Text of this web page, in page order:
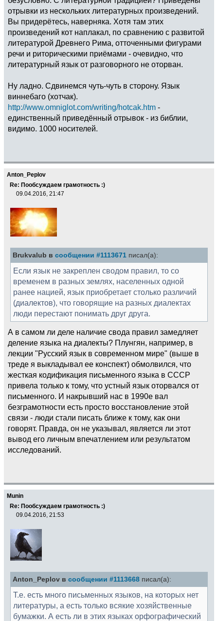
отрывки из нескольких литературных произведений.
Вы придерётесь, наверняка. Хотя там этих
произведений кот наплакал, по сравнению с развитой
литературой Древнего Рима, отточенными фигурами
речи и риторическими приёмами - очевидно, что
литературный язык от разговорного не оторван.
Ну ладно. Сдвинемся чуть-чуть в сторону. Язык
виннебаго (хотчак).
http://www.omniglot.com/writing/hotcak.htm -
единственный приведённый отрывок - из библии,
видимо. 1000 носителей.
Anton_Peplov
Re: Пообсуждаем грамотность :)
09.04.2016, 21:47
Brukvalub в сообщении #1113671 писал(а):
Если язык не закреплен сводом правил, то со
временем в разных землях, населенных одной
ранее нацией, язык приобретает столько различий
(диалектов), что говорящие на разных диалектах
люди перестают понимать друг друга.
А в самом ли деле наличие свода правил замедляет
деление языка на диалекты? Плунгян, например, в
лекции "Русский язык в современном мире" (выше в
треде я выкладывал ее конспект) обмолвился, что
жесткая кодификация письменного языка в СССР
привела только к тому, что устный язык оторвался от
письменного. И накрывший нас в 1990е вал
безграмотности есть просто восстановление этой
связи - люди стали писать ближе к тому, как они
говорят. Правда, он не указывал, является ли этот
вывод его личным впечатлением или результатом
исследований.
Munin
Re: Пообсуждаем грамотность :)
09.04.2016, 21:53
Anton_Peplov в сообщении #1113668 писал(а):
Т.е. есть много письменных языков, на которых нет
литературы, а есть только всякие хозяйственные
бумажки. А есть ли в этих языках орфографический